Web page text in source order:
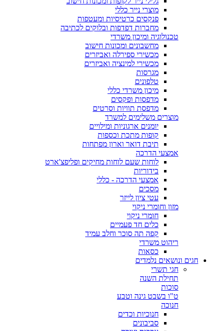
מוצרי נייר כללי
פנקסים כרטיסיות ומעטפות
מחברות דפדפות ובלוקים לכתיבה
טכנולוגיה ומיכון משרדי
מחשבונים ומכונות חישוב
מכשירי ספירלה ואביזרים
מכשירי למינציה ואביזרים
מגרסות
טלפונים
מיכון משרדי כללי
מדפסות ופקסים
מדפסת תוויות וסרטים
מוצרים משלימים למשרד
יומנים ארגוניות ומילויים
קופות מתכת וכספות
תיבת דואר וארון מפתחות
אמצעי הדרכה
לוחות שעם לוחות מחיקים ופליפצ'ארט
בידוריות
אמצעי הדרכה - כללי
מסכים
עטי ציון לייזר
מזון וחומרי ניקוי
חומרי ניקוי
כלים חד פעמיים
קפה תה סוכר וחלב עמיד
ריהוט משרדי
כסאות
חגים ונושאים נלמדים
חגי תשרי
תחילת השנה
סוכות
ט"ו בשבט גינה וטבע
חנוכה
חנוכיות וכדים
סביבונים